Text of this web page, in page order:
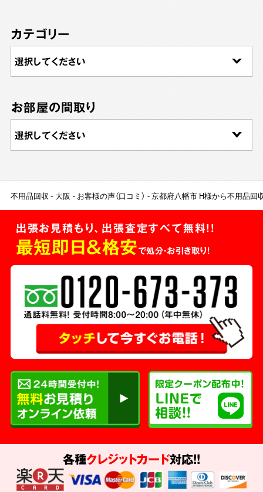
カテゴリー
お部屋の間取り
不用品回収 大阪 お客様の声（口コミ） 京都府八幡市 H様から不用品回
出張お見積もり、出張査定すべて無料!!
最短即日＆格安で処分・お引き取り！
各種クレジットカード対応!!